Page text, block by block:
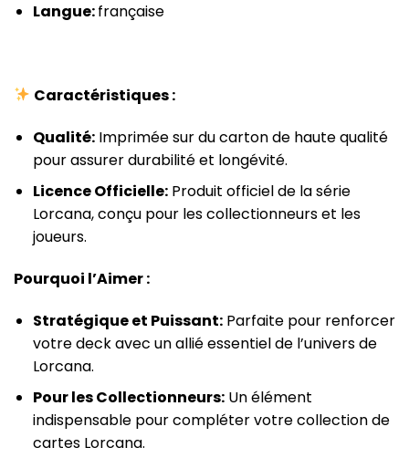
Langue:française
Caractéristiques :
Qualité:Imprimée sur du carton de haute qualité
pour assurer durabilité et longévité.
Licence Officielle:Produit officiel de la série
Lorcana, conçu pour les collectionneurs et les
joueurs.
Pourquoi l’Aimer :
Stratégique et Puissant:Parfaite pour renforcer
votre deck avec un allié essentiel de l’univers de
Lorcana.
Pour les Collectionneurs:Un élément
indispensable pour compléter votre collection de
cartes Lorcana.